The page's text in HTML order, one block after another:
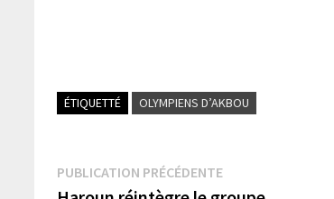
ÉTIQUETTÉ OLYMPIENS D’AKBOU
Navigation
PUBLICATION PRÉCÉDENTEPublication
précédente :